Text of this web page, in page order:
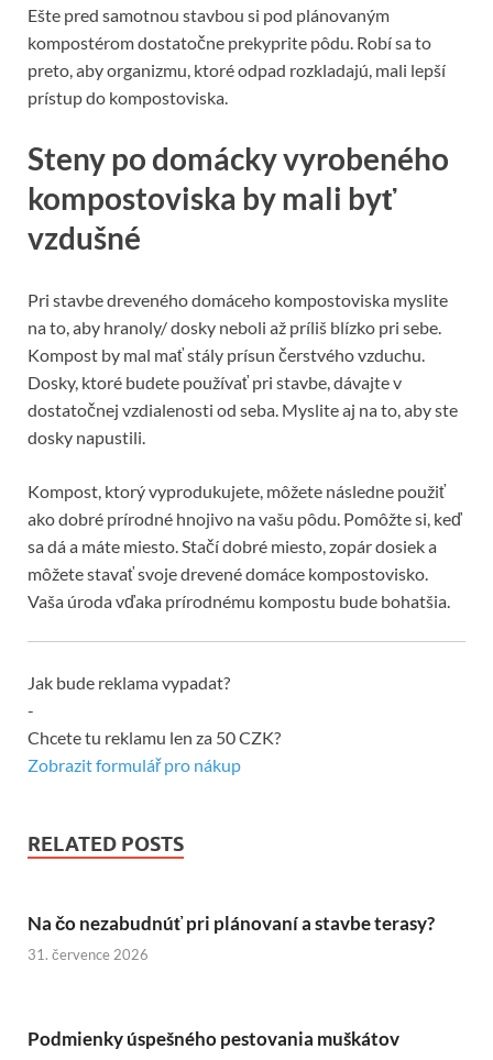
Ešte pred samotnou stavbou si pod plánovaným
kompostérom dostatočne prekyprite pôdu. Robí sa to
preto, aby organizmu, ktoré odpad rozkladajú, mali lepší
prístup do kompostoviska.
Steny po domácky vyrobeného
kompostoviska by mali byť
vzdušné
Pri stavbe dreveného domáceho kompostoviska myslite
na to, aby hranoly/ dosky neboli až príliš blízko pri sebe.
Kompost by mal mať stály prísun čerstvého vzduchu.
Dosky, ktoré budete používať pri stavbe, dávajte v
dostatočnej vzdialenosti od seba. Myslite aj na to, aby ste
dosky napustili.
Kompost, ktorý vyprodukujete, môžete následne použiť
ako dobré prírodné hnojivo na vašu pôdu. Pomôžte si, keď
sa dá a máte miesto. Stačí dobré miesto, zopár dosiek a
môžete stavať svoje drevené domáce kompostovisko.
Vaša úroda vďaka prírodnému kompostu bude bohatšia.
Jak bude reklama vypadat?
-
Chcete tu reklamu len za 50 CZK?
Zobrazit formulář pro nákup
RELATED POSTS
Na čo nezabudnúť pri plánovaní a stavbe terasy?
31. července 2026
Podmienky úspešného pestovania muškátov